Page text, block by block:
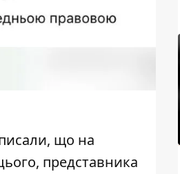
що на
представника